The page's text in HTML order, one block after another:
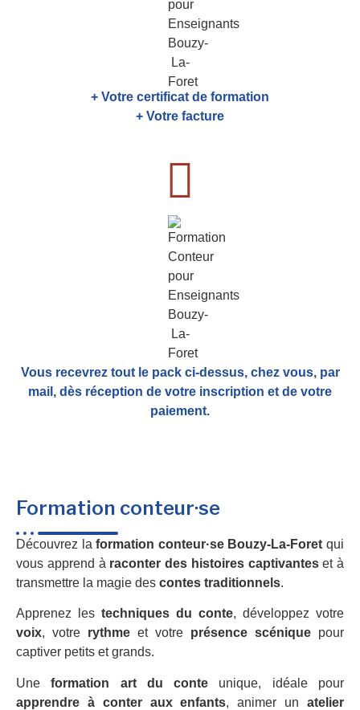
+ Votre certificat de formation
+ Votre facture
Vous recevrez tout le pack ci-dessus, chez vous, par
mail, dès réception de votre inscription et de votre
paiement.
Formation conteur·se
Découvrez laformation conteur·se Bouzy-La-Foret qui
vous apprend à raconter des histoires captivanteset à
transmettre la magie des contes traditionnels.
Apprenez les techniques du conte, développez votre
voix, votre rythme et votre présence scénique pour
captiver petits et grands.
Uneformation art du conte unique, idéale pour
apprendre à conter aux enfants, animer unatelier